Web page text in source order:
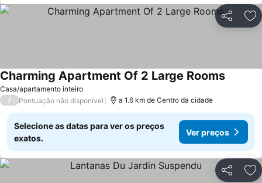
Partilhar
Casa/apartamento inteiro
Charming Apartment Of 2 Large Rooms
/ Pontuação não disponível a 1.6 km de Centro da cidade
Selecione as datas para ver os preços
exatos.
Ver preços
Partilhar